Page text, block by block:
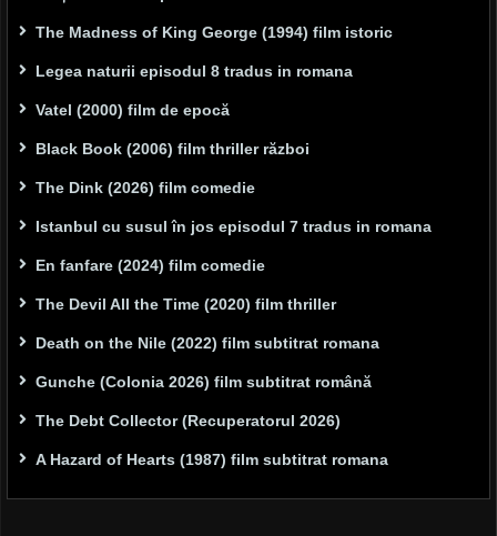
The Madness of King George (1994) film istoric
Legea naturii episodul 8 tradus in romana
Vatel (2000) film de epocă
Black Book (2006) film thriller război
The Dink (2026) film comedie
Istanbul cu susul în jos episodul 7 tradus in romana
En fanfare (2024) film comedie
The Devil All the Time (2020) film thriller
Death on the Nile (2022) film subtitrat romana
Gunche (Colonia 2026) film subtitrat română
The Debt Collector (Recuperatorul 2026)
A Hazard of Hearts (1987) film subtitrat romana